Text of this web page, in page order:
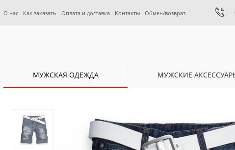
О нас Как заказать Оплата и доставка Контакты Обмен/возврат
МУЖСКАЯ ОДЕЖДА МУЖСКИЕ